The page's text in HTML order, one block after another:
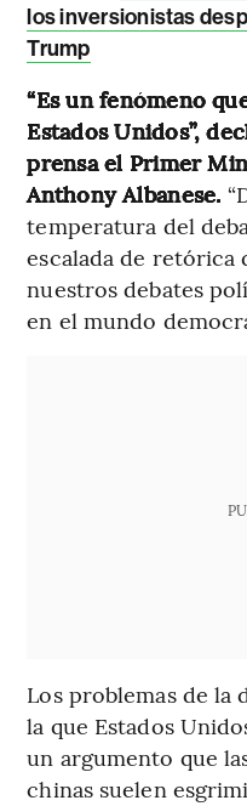
los inversionistas
Trump
“Es un fenómeno
Estados Unidos”,
prensa el Primer
Anthony Albanese.
temperatura del
escalada de retórica
nuestros debates
en el mundo
Los problemas de la
la que Estados
un argumento que
chinas suelen